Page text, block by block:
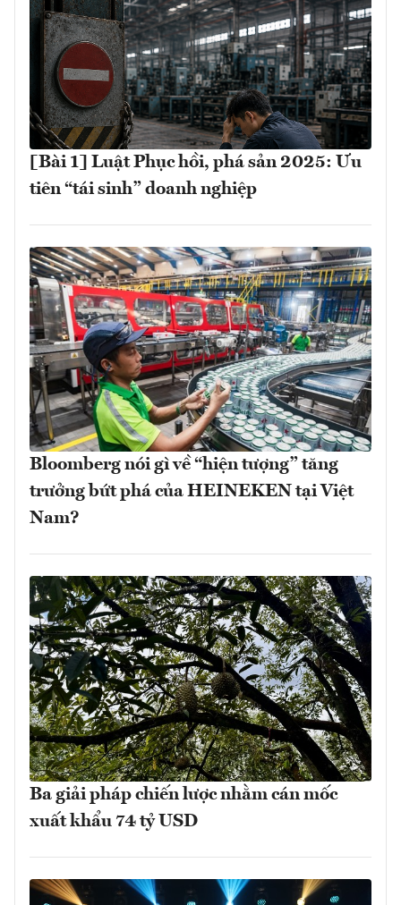
[Bài 1] Luật Phục hồi, phá sản 2025: Ưu
tiên “tái sinh” doanh nghiệp
Bloomberg nói gì về “hiện tượng” tăng
trưởng bứt phá của HEINEKEN tại Việt
Nam?
Ba giải pháp chiến lược nhằm cán mốc
xuất khẩu 74 tỷ USD